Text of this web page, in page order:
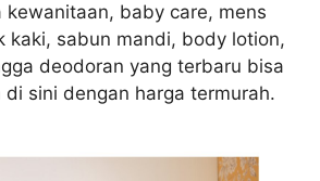
kewanitaan, baby care, mens
kaki, sabun mandi, body lotion,
deodoran yang terbaru bisa
sini dengan harga termurah.